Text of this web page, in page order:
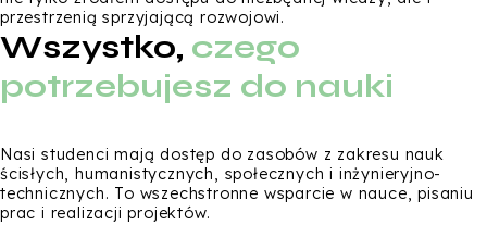
przestrzenią sprzyjającą rozwojowi.
Wszystko, czego
potrzebujesz do nauki
Nasi studenci mają dostęp do zasobów z zakresu nauk
ścisłych, humanistycznych, społecznych i inżynieryjno-
technicznych. To wszechstronne wsparcie w nauce, pisaniu
prac i realizacji projektów.